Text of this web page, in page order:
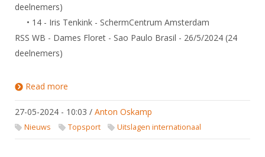
Nieuws
Verenigingsondersteuning
Witte Vlekkenplan
Overschrijven leden
Wedstrijdorganisatie
Nieuws
Aanvragen van scheidsrechters
Import inschrijvingen uit Nahouw
NK organiseren
Tuchtzaken
Archief
Bibliotheek
ALV
Touché
deelnemers)
• 14 - Iris Tenkink - SchermCentrum Amsterdam
RSS WB - Dames Floret - Sao Paulo Brasil - 26/5/2024 (24
deelnemers)
Read more
27-05-2024 - 10:03 / Anton Oskamp
Nieuws Topsport Uitslagen internationaal